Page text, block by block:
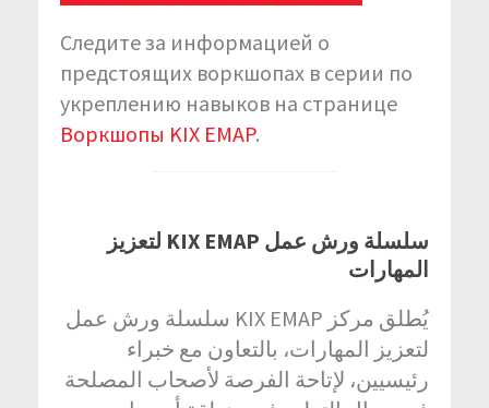
Следите за информацией о
предстоящих воркшопах в серии по
укреплению навыков на странице
Воркшопы KIX EMAP.
سلسلة ورش عمل KIX EMAP لتعزيز
المهارات
يُطلق مركز KIX EMAP سلسلة ورش عمل
لتعزيز المهارات، بالتعاون مع خبراء
رئيسيين، لإتاحة الفرصة لأصحاب المصلحة